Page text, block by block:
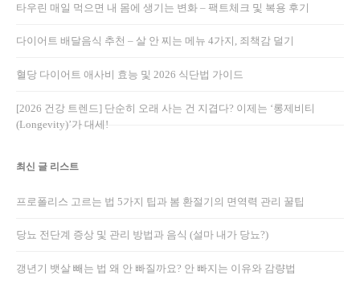
타우린 매일 먹으면 내 몸에 생기는 변화 – 팩트체크 및 복용 후기
다이어트 배달음식 추천 – 살 안 찌는 메뉴 4가지, 죄책감 덜기
혈당 다이어트 애사비 효능 및 2026 식단법 가이드
[2026 건강 트렌드] 단순히 오래 사는 건 지겹다? 이제는 ‘롱제비티
(Longevity)’가 대세!
최신 글 리스트
프로폴리스 고르는 법 5가지 팁과 봄 환절기의 면역력 관리 꿀팁
당뇨 전단계 증상 및 관리 방법과 음식 (설마 내가 당뇨?)
갱년기 뱃살 빼는 법 왜 안 빠질까요? 안 빠지는 이유와 감량법